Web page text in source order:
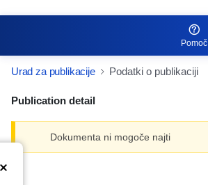
Pomoč
Urad za publikacije Podatki o publikaciji
Publication detail
Dokumenta ni mogoče najti